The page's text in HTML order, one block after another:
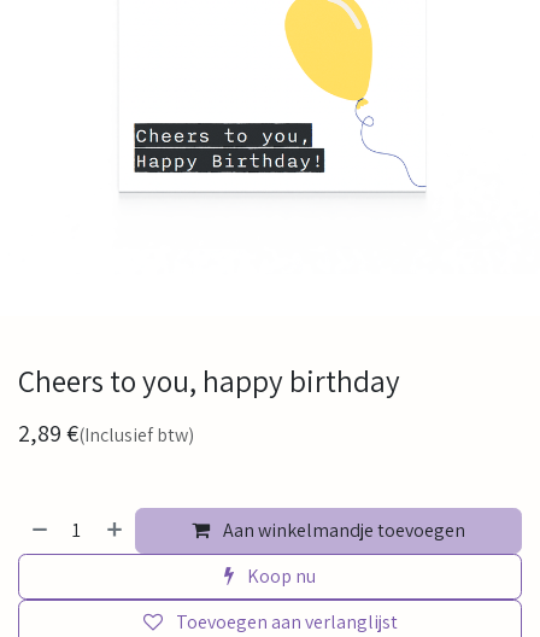
Cheers to you, happy birthday
2,89€(Inclusief btw)
Aan winkelmandje toevoegen
Koop nu
Toevoegen aan verlanglijst